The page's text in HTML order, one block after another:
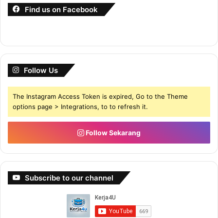
bantu anda melancong secara santai walaupun anda baru
pertama kali melancong ke #Korea. Amazing!!!
..dan, bukan itu sahaja, panduan ini bakal menjimatkan
masa anda bagi merancang percutian yang memakan masa
Koleksi tempat-tempat menarik
Konsep ‘business card’
Find us on Facebook
Follow Us
The Instagram Access Token is expired, Go to the Theme
options page > Integrations, to to refresh it.
Follow Sekarang
Subscribe to our channel